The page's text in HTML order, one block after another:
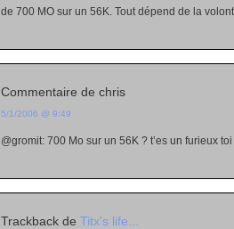
de 700 MO sur un 56K. Tout dépend de la
Commentaire de chris
5/1/2006 @ 9:49
@gromit: 700 Mo sur un 56K ? t’es un furieux toi
Trackback de Titx's life...